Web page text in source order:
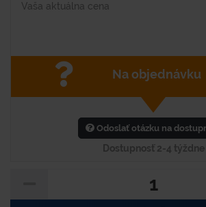
Vaša aktuálna cena
Na objednávku
Odoslať otázku na
Dostupnosť 2-4 týždne